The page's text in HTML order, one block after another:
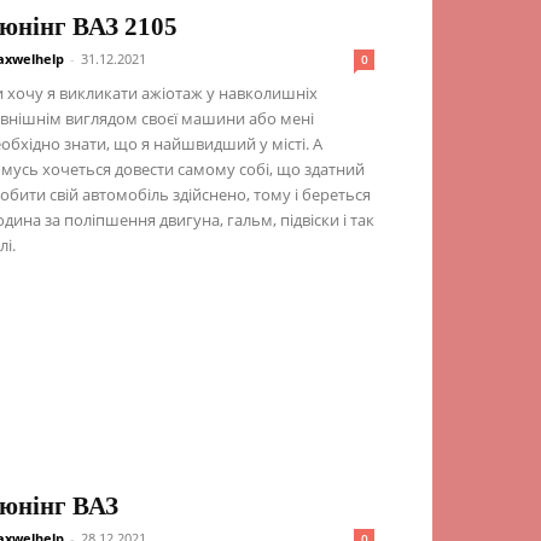
ВАЗ 2105
- 31.12.2021 0
хочу я викликати ажіотаж у навколишніх
виглядом своєї машини або мені
знати, що я найшвидший у місті. А
хочеться довести самому собі, що здатний
свій автомобіль здійснено, тому і береться
за поліпшення двигуна, гальм, підвіски і так
ВАЗ